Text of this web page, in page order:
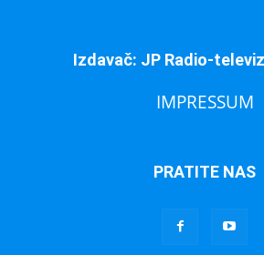
Izdavač: JP Radio-
IMPRESSUM
PRATITE NAS